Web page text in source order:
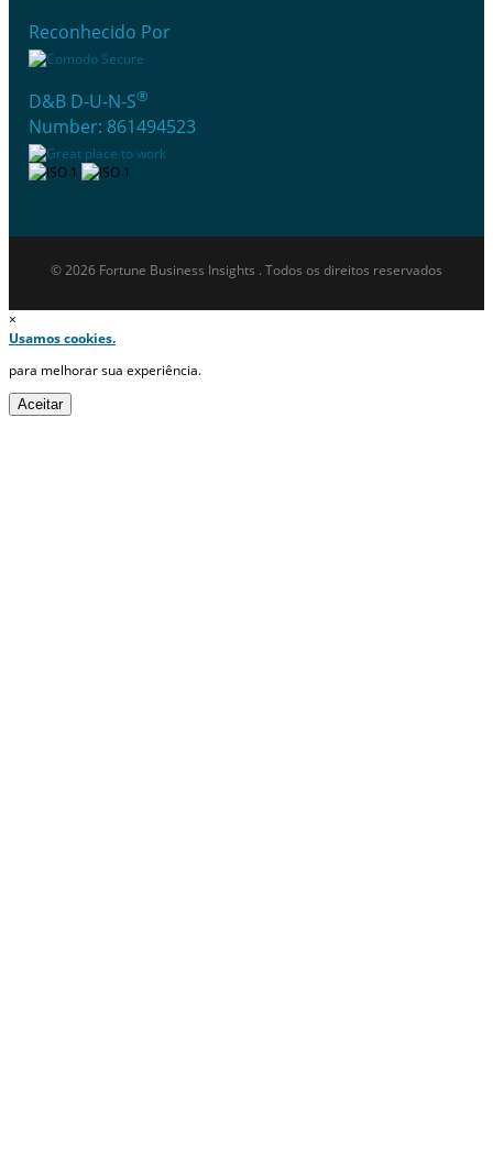
Reconhecido Por
D&B D-U-N-S®
Number: 861494523
© 2026 Fortune Business Insights . Todos os direitos reservados
×
Usamos cookies.
para melhorar sua experiência.
Aceitar